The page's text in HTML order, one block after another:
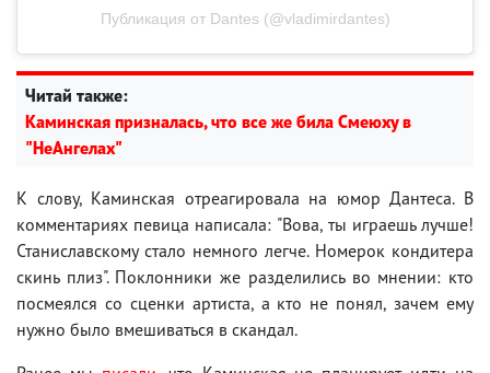
Публикация от Dantes (@vladimirdantes)
Читай также:
Каминская призналась, что все же била Смеюху в
"НеАнгелах"
К слову, Каминская отреагировала на юмор Дантеса. В
комментариях певица написала: "Вова, ты играешь лучше!
Станиславскому стало немного легче. Номерок кондитера
скинь плиз". Поклонники же разделились во мнении: кто
посмеялся со сценки артиста, а кто не понял, зачем ему
нужно было вмешиваться в скандал.